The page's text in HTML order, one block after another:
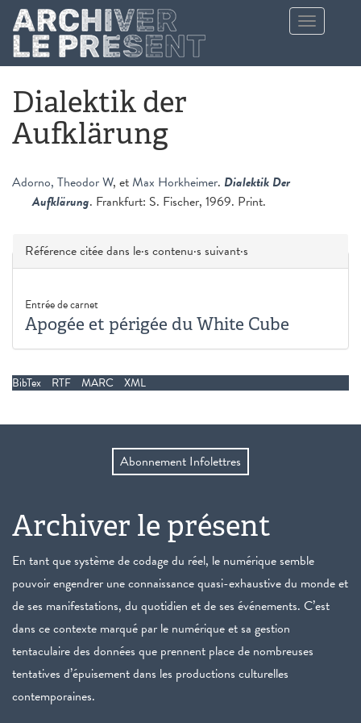
Aller au contenu principal
Toggle
navigation
Dialektik der
Aufklärung
Adorno, Theodor W, et Max Horkheimer. Dialektik Der
Aufklärung. Frankfurt: S. Fischer, 1969. Print.
Masquer
Référence citée dans le·s contenu·s suivant·s
Entrée de carnet
Apogée et périgée du White Cube
BibTex RTF MARC XML
Abonnement Infolettres
Archiver le présent
En tant que système de codage du réel, le numérique semble
pouvoir engendrer une connaissance quasi-exhaustive du monde et
de ses manifestations, du quotidien et de ses événements. C’est
dans ce contexte marqué par le numérique et sa gestion
tentaculaire des données que prennent place de nombreuses
tentatives d’épuisement dans les productions culturelles
contemporaines.